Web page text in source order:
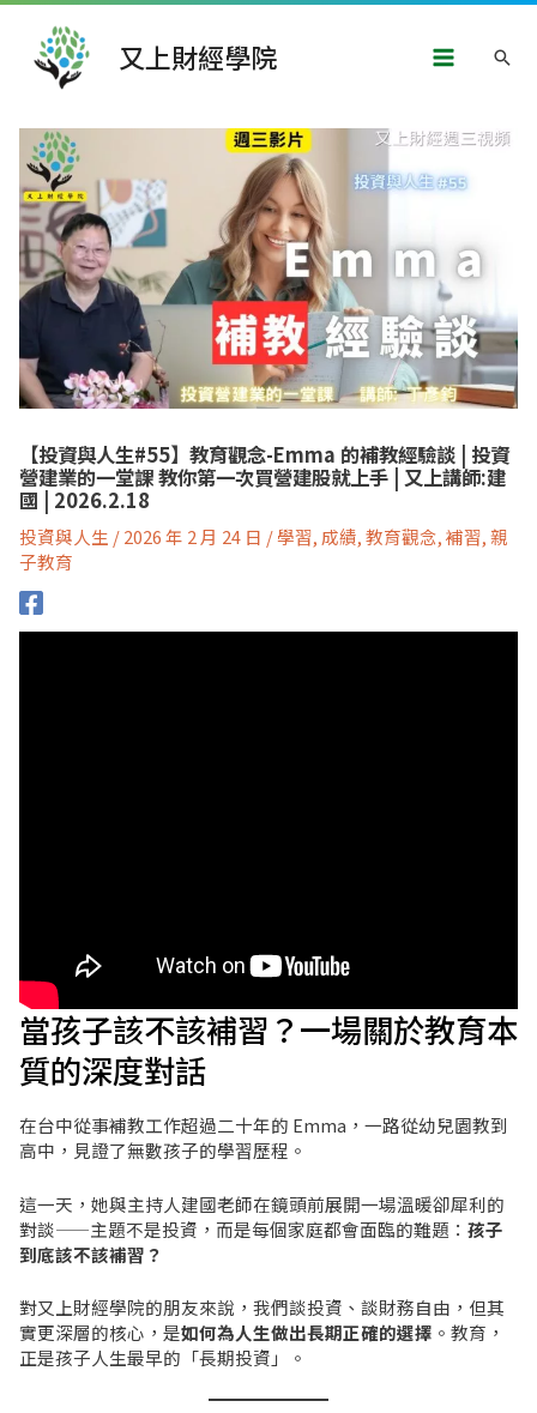
跳
又上財經學院
Menu搜
【投資與人生#55】教育觀念-Emma 的補教經驗談 | 投資
營建業的一堂課 教你第一次買營建股就上手 | 又上講師:建
國 | 2026.2.18
投資與人生 /2026 年 2 月 24 日 /學習,成績,教育觀念,補習,親
子教育
當孩子該不該補習？一場關於教育本
質的深度對話
在台中從事補教工作超過二十年的 Emma，一路從幼兒園教到
高中，見證了無數孩子的學習歷程。
這一天，她與主持人建國老師在鏡頭前展開一場溫暖卻犀利的
對談——主題不是投資，而是每個家庭都會面臨的難題： 孩子
到底該不該補習？
對又上財經學院的朋友來說，我們談投資、談財務自由，但其
實更深層的核心，是如何為人生做出長期正確的選擇 。教育，
正是孩子人生最早的「長期投資」。
章
導
覽